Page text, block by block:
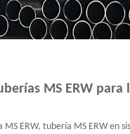
MS ERW
MS ERW, tubería MS ERW en